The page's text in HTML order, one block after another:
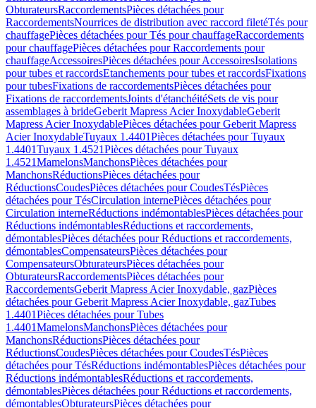
ObturateursRaccordementsPièces détachées pour
RaccordementsNourrices de distribution avec raccord filetéTés pour
chauffagePièces détachées pour Tés pour chauffageRaccordements
pour chauffagePièces détachées pour Raccordements pour
chauffageAccessoiresPièces détachées pour AccessoiresIsolations
pour tubes et raccordsEtanchements pour tubes et raccordsFixations
pour tubesFixations de raccordementsPièces détachées pour
Fixations de raccordementsJoints d'étanchéitéSets de vis pour
assemblages à brideGeberit Mapress Acier InoxydableGeberit
Mapress Acier InoxydablePièces détachées pour Geberit Mapress
Acier InoxydableTuyaux 1.4401Pièces détachées pour Tuyaux
1.4401Tuyaux 1.4521Pièces détachées pour Tuyaux
1.4521MamelonsManchonsPièces détachées pour
ManchonsRéductionsPièces détachées pour
RéductionsCoudesPièces détachées pour CoudesTésPièces
détachées pour TésCirculation internePièces détachées pour
Circulation interneRéductions indémontablesPièces détachées pour
Réductions indémontablesRéductions et raccordements,
démontablesPièces détachées pour Réductions et raccordements,
démontablesCompensateursPièces détachées pour
CompensateursObturateursPièces détachées pour
ObturateursRaccordementsPièces détachées pour
RaccordementsGeberit Mapress Acier Inoxydable, gazPièces
détachées pour Geberit Mapress Acier Inoxydable, gazTubes
1.4401Pièces détachées pour Tubes
1.4401MamelonsManchonsPièces détachées pour
ManchonsRéductionsPièces détachées pour
RéductionsCoudesPièces détachées pour CoudesTésPièces
détachées pour TésRéductions indémontablesPièces détachées pour
Réductions indémontablesRéductions et raccordements,
démontablesPièces détachées pour Réductions et raccordements,
démontablesObturateursPièces détachées pour